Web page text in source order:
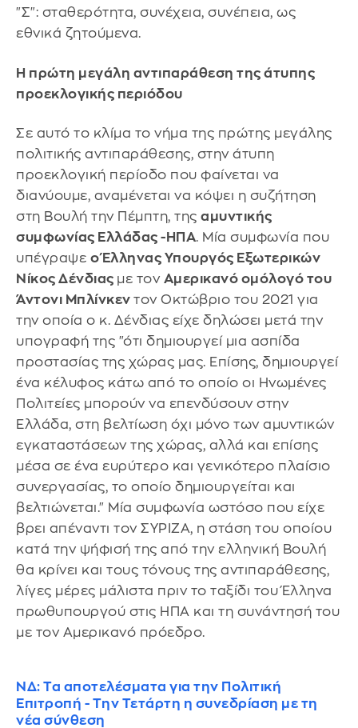
"Σ": σταθερότητα, συνέχεια, συνέπεια, ως
εθνικά ζητούμενα.
Η πρώτη μεγάλη αντιπαράθεση της άτυπης
προεκλογικής περιόδου
Σε αυτό το κλίμα το νήμα της πρώτης μεγάλης
πολιτικής αντιπαράθεσης, στην άτυπη
προεκλογική περίοδο που φαίνεται να
διανύουμε, αναμένεται να κόψει η συζήτηση
στη Βουλή την Πέμπτη, της αμυντικής
συμφωνίας Ελλάδας -ΗΠΑ. Μία συμφωνία που
υπέγραψε ο Έλληνας Υπουργός Εξωτερικών
Νίκος Δένδιας με τον Αμερικανό ομόλογό του
Άντονι Μπλίνκεν τον Οκτώβριο του 2021 για
την οποία ο κ. Δένδιας είχε δηλώσει μετά την
υπογραφή της "ότι δημιουργεί μια ασπίδα
προστασίας της χώρας μας. Επίσης, δημιουργεί
ένα κέλυφος κάτω από το οποίο οι Ηνωμένες
Πολιτείες μπορούν να επενδύσουν στην
Ελλάδα, στη βελτίωση όχι μόνο των αμυντικών
εγκαταστάσεων της χώρας, αλλά και επίσης
μέσα σε ένα ευρύτερο και γενικότερο πλαίσιο
συνεργασίας, το οποίο δημιουργείται και
βελτιώνεται." Μία συμφωνία ωστόσο που είχε
βρει απέναντι τον ΣΥΡΙΖΑ, η στάση του οποίου
κατά την ψήφισή της από την ελληνική Βουλή
θα κρίνει και τους τόνους της αντιπαράθεσης,
λίγες μέρες μάλιστα πριν το ταξίδι του Έλληνα
πρωθυπουργού στις ΗΠΑ και τη συνάντησή του
με τον Αμερικανό πρόεδρο.
ΝΔ: Τα αποτελέσματα για την Πολιτική
Επιτροπή - Την Τετάρτη η συνεδρίαση με τη
νέα σύνθεση